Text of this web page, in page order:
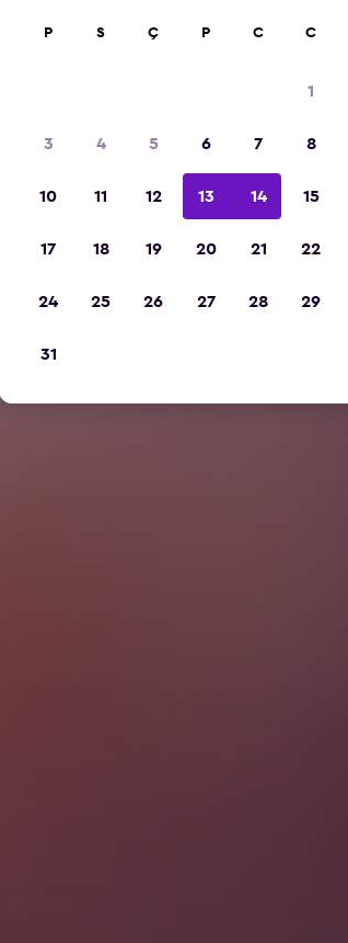
P S Ç P C C
1
3 4 5 6 7 8
10 11 12 13 14 15
17 18 19 20 21 22
24 25 26 27 28 29
31